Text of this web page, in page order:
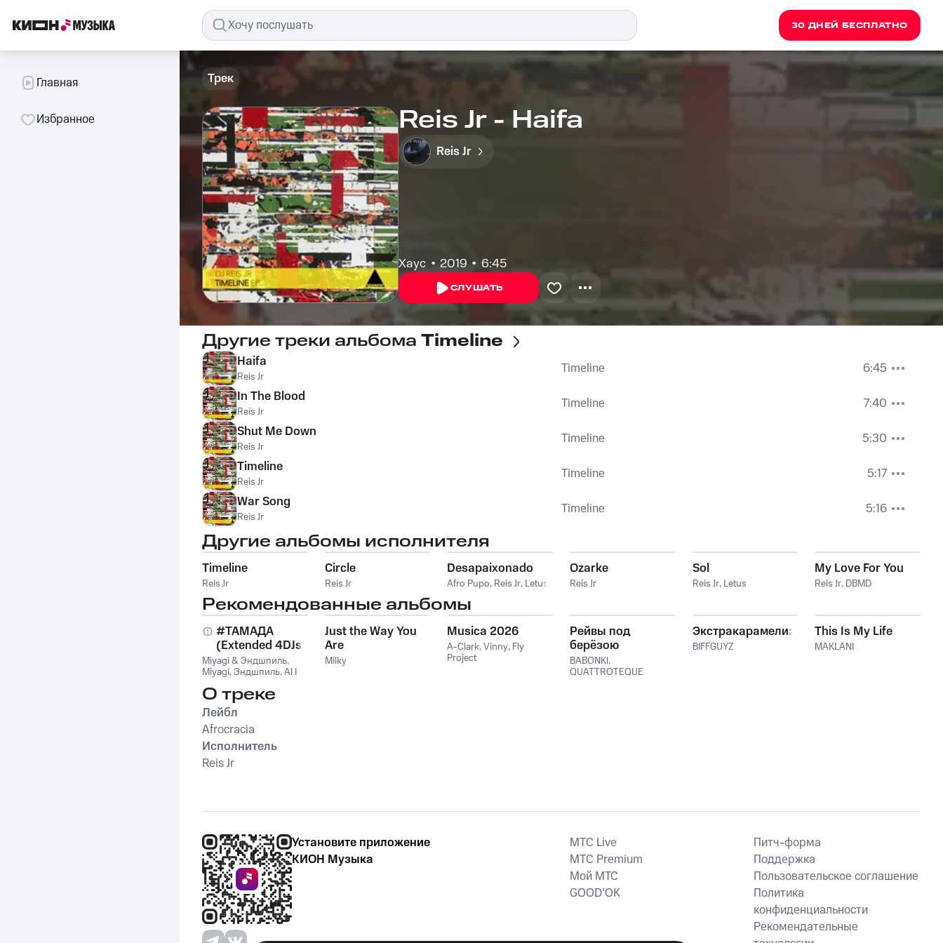
30 ДНЕЙ БЕСПЛАТНО
Главная
Избранное
Трек
Reis Jr - Haifa
Reis Jr
Хаус 2019 6:45
СЛУШАТЬ
Другие треки альбома Timeline
Haifa
Reis Jr Timeline
6:45
In The Blood
Reis Jr Timeline
7:40
Shut Me Down
Reis Jr Timeline
5:30
Timeline
Reis Jr Timeline
5:17
War Song
Reis Jr Timeline 5:16
Другие альбомы исполнителя
Timeline
Reis Jr
Circle
Reis Jr
Desapaixonado
Afro Pupo, Reis Jr, Letus
Ozarke
Reis Jr
Sol
Reis Jr, Letus
My Love For You
Reis Jr, DBMD
Рекомендованные альбомы
#ТАМАДА
(Extended 4DJs
Pack)
Miyagi & Эндшпиль,
Miyagi,Эндшпиль,Al I
Just the Way You
Are
Milky
Musica 2026
A-Clark,Vinny, Fly
Project
Рейвы под
берёзою
BABONKI,
QUATTROTEQUE
Экстракарамелизирован
BIFFGUYZ
This Is My Life
MAKLANI
О треке
Лейбл
Afrocracia
Исполнитель
Reis Jr
Установите приложение
КИОН Музыка
MTС Live
MTС Premium
Мой МТС
GOOD’OK
Питч-форма
Поддержка
Пользовательское соглашение
Политика
конфиденциальности
Рекомендательные